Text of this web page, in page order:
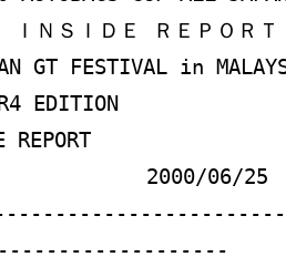
ＮＳＩＤＥ ＲＥＰＯＲＴ
GT FESTIVAL in
EDITION
REPORT　　　　　　　　
　　　　　　　2000/06/25